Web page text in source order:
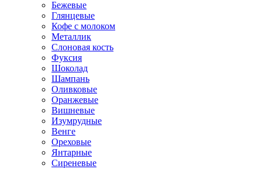
Бежевые
Глянцевые
Кофе с молоком
Металлик
Слоновая кость
Фуксия
Шоколад
Шампань
Оливковые
Оранжевые
Вишневые
Изумрудные
Венге
Ореховые
Янтарные
Сиреневые